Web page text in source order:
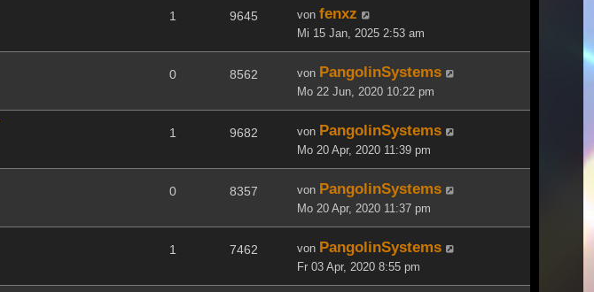
1 9645 von fenxz
Mi 15 Jan, 2025 2:53 am
0 8562 von PangolinSystems
Mo 22 Jun, 2020 10:22 pm
1 9682 von PangolinSystems
Mo 20 Apr, 2020 11:39 pm
0 8357 von PangolinSystems
Mo 20 Apr, 2020 11:37 pm
1 7462 von PangolinSystems
Fr 03 Apr, 2020 8:55 pm